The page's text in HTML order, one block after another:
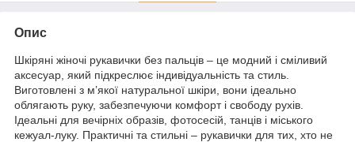
Опис
Шкіряні жіночі рукавички без пальців – це модний і сміливий
аксесуар, який підкреслює індивідуальність та стиль.
Виготовлені з м’якої натуральної шкіри, вони ідеально
облягають руку, забезпечуючи комфорт і свободу рухів.
Ідеальні для вечірніх образів, фотосесій, танців і міського
кежуал-луку. Практичні та стильні – рукавички для тих, хто не